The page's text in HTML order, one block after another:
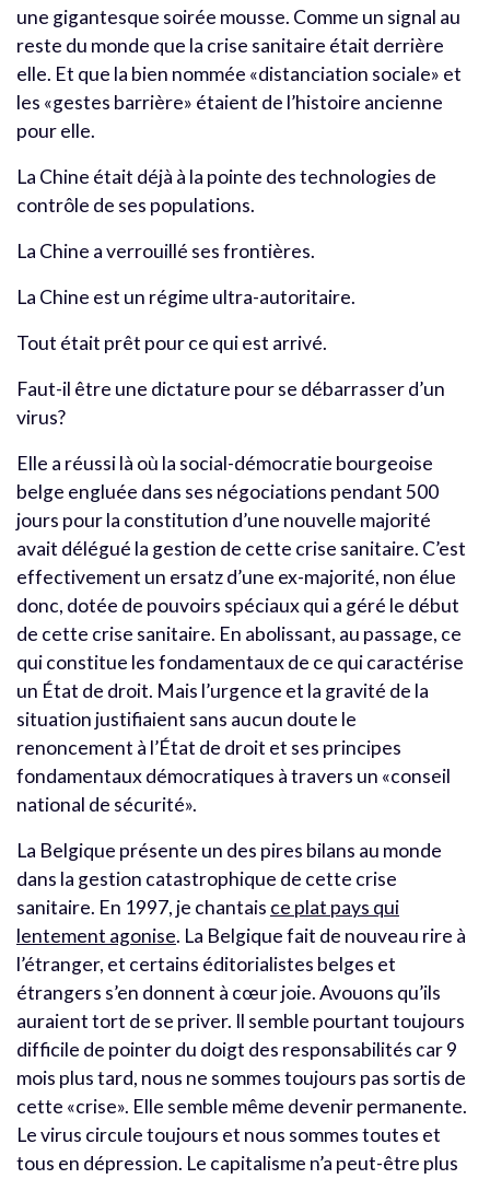
une gigantesque soirée mousse. Comme un signal au
reste du monde que la crise sanitaire était derrière
elle. Et que la bien nommée «distanciation sociale» et
les «gestes barrière» étaient de l’histoire ancienne
pour elle.
La Chine était déjà à la pointe des technologies de
contrôle de ses populations.
La Chine a verrouillé ses frontières.
La Chine est un régime ultra-autoritaire.
Tout était prêt pour ce qui est arrivé.
Faut-il être une dictature pour se débarrasser d’un
virus?
Elle a réussi là où la social-démocratie bourgeoise
belge engluée dans ses négociations pendant 500
jours pour la constitution d’une nouvelle majorité
avait délégué la gestion de cette crise sanitaire. C’est
effectivement un ersatz d’une ex-majorité, non élue
donc, dotée de pouvoirs spéciaux qui a géré le début
de cette crise sanitaire. En abolissant, au passage, ce
qui constitue les fondamentaux de ce qui caractérise
un État de droit. Mais l’urgence et la gravité de la
situation justifiaient sans aucun doute le
renoncement à l’État de droit et ses principes
fondamentaux démocratiques à travers un «conseil
national de sécurité».
La Belgique présente un des pires bilans au monde
dans la gestion catastrophique de cette crise
sanitaire. En 1997, je chantais ce plat pays qui
lentement agonise. La Belgique fait de nouveau rire à
l’étranger, et certains éditorialistes belges et
étrangers s’en donnent à cœur joie. Avouons qu’ils
auraient tort de se priver. Il semble pourtant toujours
difficile de pointer du doigt des responsabilités car 9
mois plus tard, nous ne sommes toujours pas sortis de
cette «crise». Elle semble même devenir permanente.
Le virus circule toujours et nous sommes toutes et
tous en dépression. Le capitalisme n’a peut-être plus